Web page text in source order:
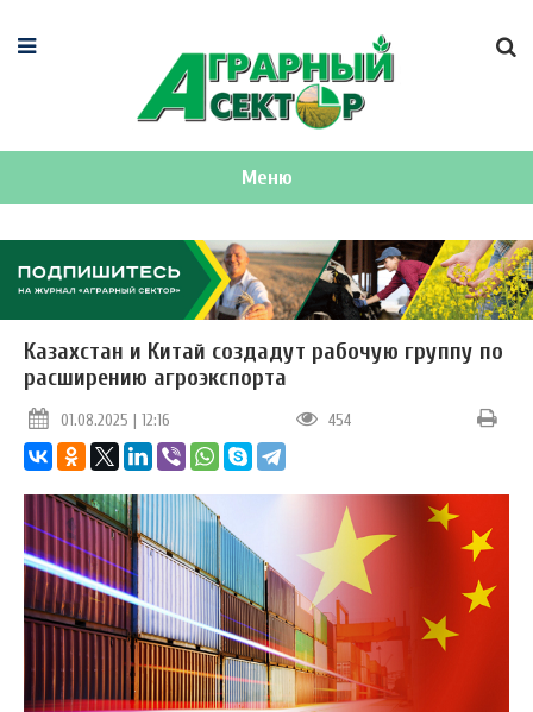
Меню
Казахстан и Китай создадут рабочую группу по
расширению агроэкспорта
01.08.2025 | 12:16 454